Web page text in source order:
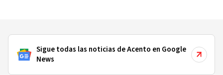
Sigue todas las noticias de Acento en Google
News